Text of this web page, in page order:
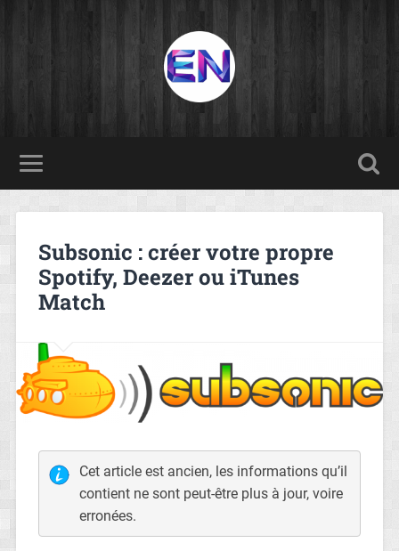
Subsonic : créer votre propre
Spotify, Deezer ou iTunes
Match
Cet article est ancien, les informations qu’il
contient ne sont peut-être plus à jour, voire
erronées.